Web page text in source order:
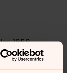
1858.
byggt